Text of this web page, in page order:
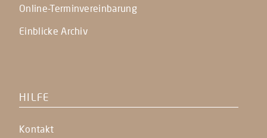
Online-Terminvereinbarung
Einblicke Archiv
HILFE
Kontakt